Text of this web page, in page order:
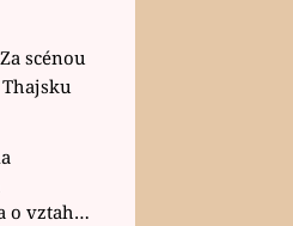
o vztahu